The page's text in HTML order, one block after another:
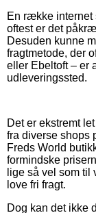
En række internet
oftest er det
Desuden kunne
fragtmetode, der
eller Ebeltoft – er
udleveringssted.
Det er ekstremt
fra diverse shops
Freds World
formindske
lige så vel som
love fri fragt.
Dog kan det ikke